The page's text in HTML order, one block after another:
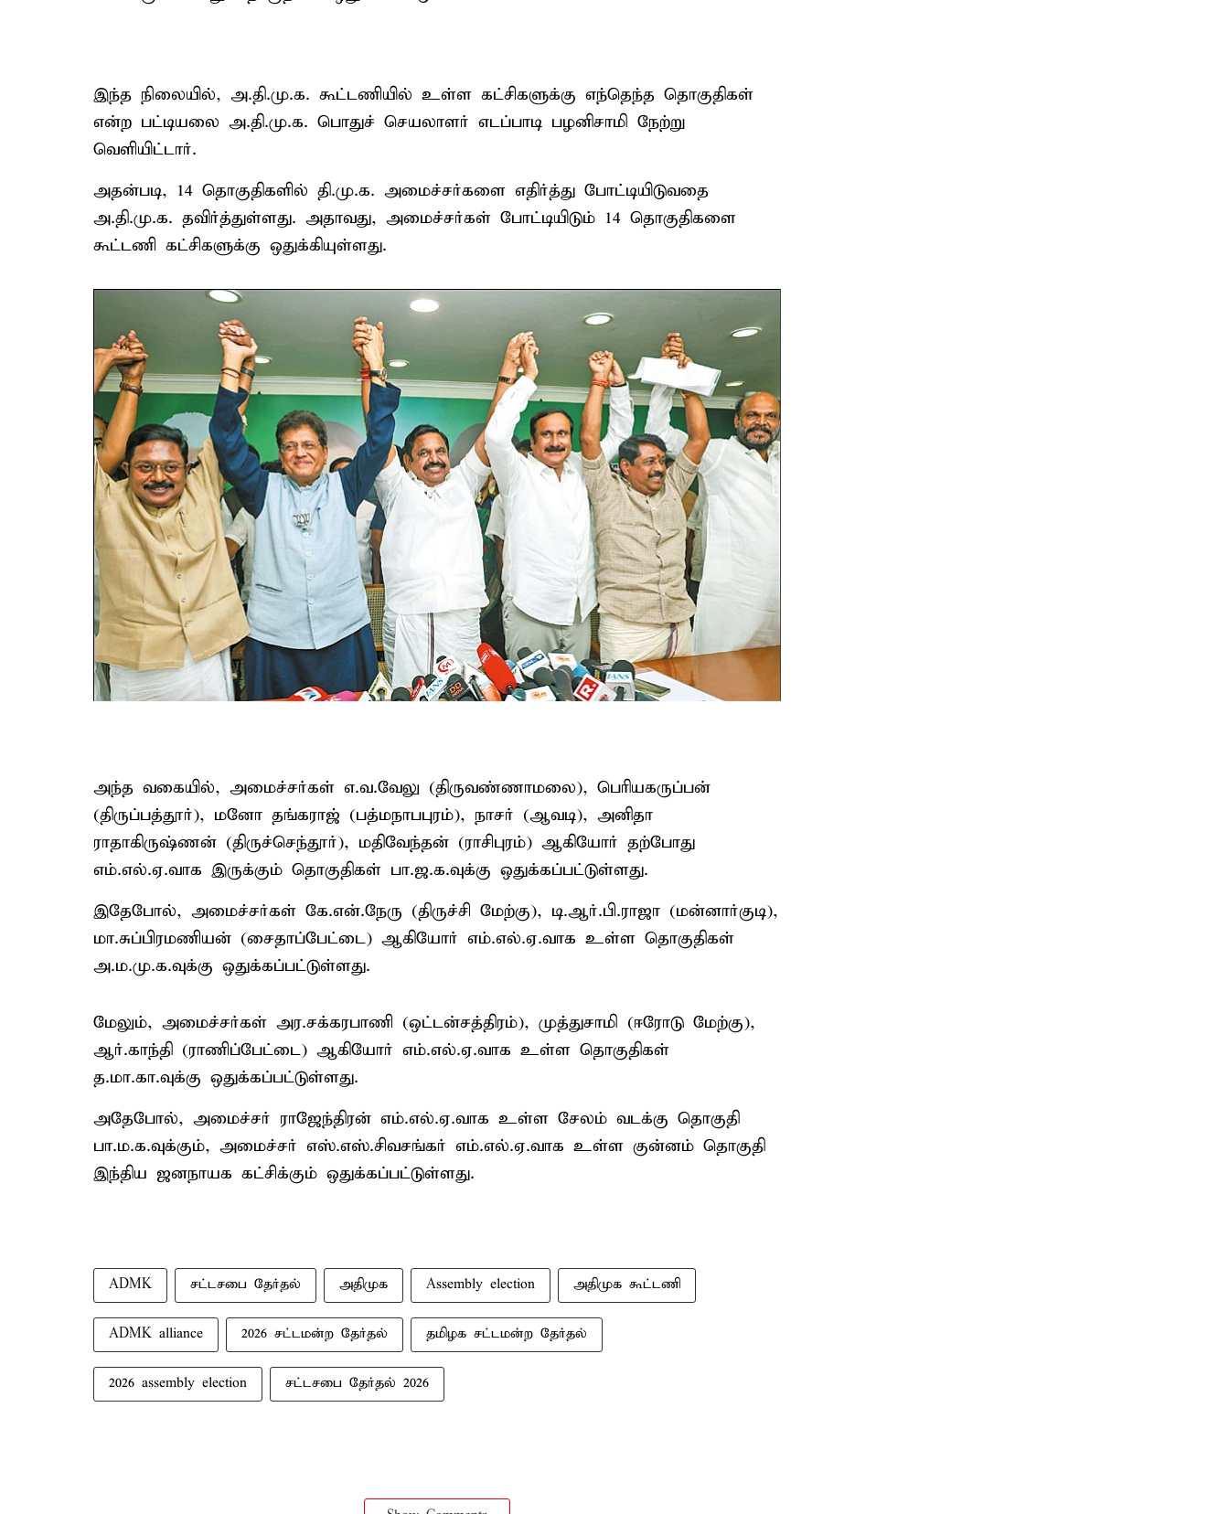
இந்த நிலையில், அ.தி.மு.க. கூட்டணியில் உள்ள கட்சிகளுக்கு எந்தெந்த தொகுதிகள்
என்ற பட்டியலை அ.தி.மு.க. பொதுச் செயலாளர் எடப்பாடி பழனிசாமி நேற்று
வெளியிட்டார்.
அதன்படி, 14 தொகுதிகளில் தி.மு.க. அமைச்சர்களை எதிர்த்து போட்டியிடுவதை
அ.தி.மு.க. தவிர்த்துள்ளது. அதாவது, அமைச்சர்கள் போட்டியிடும் 14 தொகுதிகளை
கூட்டணி கட்சிகளுக்கு ஒதுக்கியுள்ளது.
அந்த வகையில், அமைச்சர்கள் எ.வ.வேலு (திருவண்ணாமலை), பெரியகருப்பன்
(திருப்பத்தூர்), மனோ தங்கராஜ் (பத்மநாபபுரம்), நாசர் (ஆவடி), அனிதா
ராதாகிருஷ்ணன் (திருச்செந்தூர்), மதிவேந்தன் (ராசிபுரம்) ஆகியோர் தற்போது
எம்.எல்.ஏ.வாக இருக்கும் தொகுதிகள் பா.ஜ.க.வுக்கு ஒதுக்கப்பட்டுள்ளது.
இதேபோல், அமைச்சர்கள் கே.என்.நேரு (திருச்சி மேற்கு), டி.ஆர்.பி.ராஜா (மன்னார்குடி),
மா.சுப்பிரமணியன் (சைதாப்பேட்டை) ஆகியோர் எம்.எல்.ஏ.வாக உள்ள தொகுதிகள்
அ.ம.மு.க.வுக்கு ஒதுக்கப்பட்டுள்ளது.
மேலும், அமைச்சர்கள் அர.சக்கரபாணி (ஒட்டன்சத்திரம்), முத்துசாமி (ஈரோடு மேற்கு),
ஆர்.காந்தி (ராணிப்பேட்டை) ஆகியோர் எம்.எல்.ஏ.வாக உள்ள தொகுதிகள்
த.மா.கா.வுக்கு ஒதுக்கப்பட்டுள்ளது.
அதேபோல், அமைச்சர் ராஜேந்திரன் எம்.எல்.ஏ.வாக உள்ள சேலம் வடக்கு தொகுதி
பா.ம.க.வுக்கும், அமைச்சர் எஸ்.எஸ்.சிவசங்கர் எம்.எல்.ஏ.வாக உள்ள குன்னம் தொகுதி
இந்திய ஜனநாயக கட்சிக்கும் ஒதுக்கப்பட்டுள்ளது.
ADMK சட்டசபை தேர்தல் அதிமுக Assembly election அதிமுக கூட்டணி
ADMK alliance 2026 சட்டமன்ற தேர்தல் தமிழக சட்டமன்ற தேர்தல்
2026 assembly election சட்டசபை தேர்தல் 2026